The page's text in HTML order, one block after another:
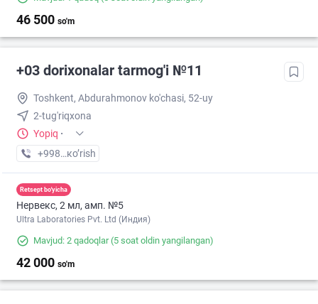
46 500 so'm
+03 dorixonalar tarmog'i №11
Toshkent, Abdurahmonov ko'chasi, 52-uy
2-tug'riqxona
Yopiq ·
+998 (94) XXX-XX-XX
кo’rish
Retsept bo'yicha
Нервекс, 2 мл, амп. №5
Ultra Laboratories Pvt. Ltd (Индия)
Mavjud: 2 qadoqlar(5 soat oldin yangilangan)
42 000 so'm